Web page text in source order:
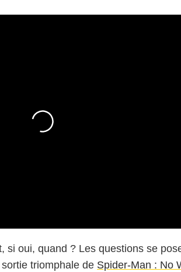
si oui, quand ? Les questions se
triomphale de Spider-Man : No